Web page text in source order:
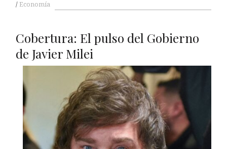
Economía
Cobertura: El pulso del Gobierno
de Javier Milei